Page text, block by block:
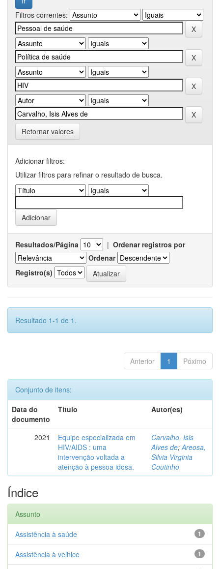
Filtros correntes:
Retornar valores
Adicionar filtros:
Utilizar filtros para refinar o resultado de busca.
Resultados/Página | Ordenar registros por
Ordenar
Registro(s)
Resultado 1-1 de 1.
Anterior 1 Póximo
Conjunto de itens:
Data do
documento
Título Autor(es)
2021
Equipe especializada em
HIV/AIDS : uma
intervenção voltada a
atenção à pessoa idosa.
Carvalho, Isis
Alves de;Areosa,
Silvia Virginia
Coutinho
Índice
Assunto
1
Assistência à saúde
1
Assistência à velhice